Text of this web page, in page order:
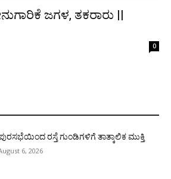
ಜಗಳ, ತಕರಾರು ||
0
ರಸ್ತೆ ಗುಂಡಿಗಳಿಗೆ ತಾತ್ಕಾಲಿಕ ಮುಕ್ತಿ
6, 2026